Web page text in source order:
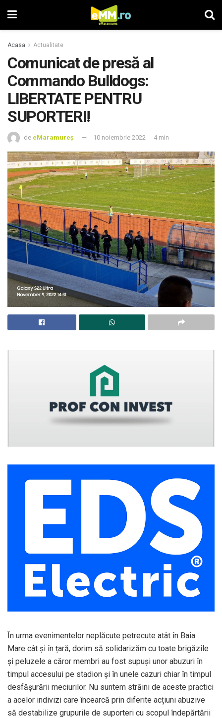
Acasa Actualitate
Comunicat de presă al
Commando Bulldogs:
LIBERTATE PENTRU
SUPORTERI!
de eMaramureș 10 noiembrie 2022 4 min
În urma evenimentelor neplăcute petrecute atât în Baia
Mare cât și în țară, dorim să solidarizăm cu toate brigăzile
și peluzele a căror membri au fost supuși unor abuzuri în
timpul accesului pe stadion și în unele cazuri chiar în timpul
desfășurării meciurilor. Nu suntem străini de aceste practici
a acelor indivizi care încearcă prin diferite acțiuni abuzive
să destabilize grupurile de suporteri cu scopul îndepărtării